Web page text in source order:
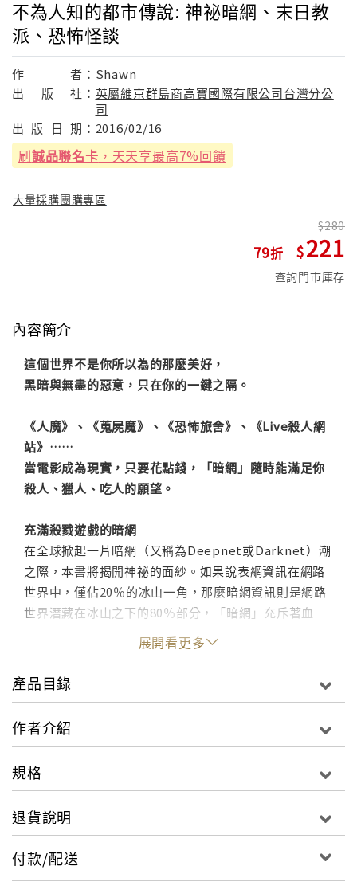
不為人知的都市傳說: 神祕暗網、末日教
派、恐怖怪談
作 者： Shawn
出
版 社： 英屬維京群島商高寶國際有限公司台灣分公
司
出 版 日 期： 2016/02/16
刷誠品聯名卡 ，天天享最高7%回饋
大量採購團購專區
79
280
221
查詢門市庫存
內容簡介
這個世界不是你所以為的那麼美好，
黑暗與無盡的惡意，只在你的一鍵之隔。
《人魔》、《蒐屍魔》、《恐怖旅舍》、《Live殺人網
站》……
當電影成為現實，只要花點錢，「暗網」隨時能滿足你
殺人、獵人、吃人的願望。
充滿殺戮遊戲的暗網
在全球掀起一片暗網（又稱為Deepnet或Darknet）潮
之際，本書將揭開神祕的面紗。如果說表網資訊在網路
世界中，僅佔20％的冰山一角，那麼暗網資訊則是網路
世界潛藏在冰山之下的80％部分，「暗網」充斥著血
腥、暴力、兒童色情等極端的犯罪行為，人性最黑暗的
一面，在此一覽無遺。
末日教派的活人血祭
何依然有人前仆後繼地加入？代表世界最高權力的光明
支派……甚至是美國政府金援補助的戀童癖教會，盡蒐
潛伏在日常的怪談傳說
無人敢奏完全曲的卡農D小調、預言災難發生的黑眼小
童、被鹿女迷惑的凶殺案、直達地獄的梅爾洞穴……。
展開看更多
產品目錄
作者介紹
規格
退貨說明
付款/配送